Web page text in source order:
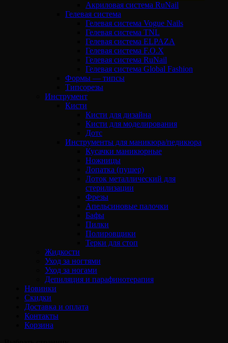
Акриловая система RuNail
Гелевая система
Гелевая система Vogue Nails
Гелевая система TNL
Гелевая система ELPAZA
Гелевая система F.O.X
Гелевая система RuNail
Гелевая система Global Fashion
Формы — типсы
Типсорезы
Инструмент
Кисти
Кисти для дизайна
Кисти для моделирования
Дотс
Инструменты для маникюра/педикюра
Кусачки маникюрные
Ножницы
Лопатка (пушер)
Лоток металлический для
стерилизации
Фрезы
Апельсиновые палочки
Бафы
Пилки
Полировщики
Терки для стоп
Жидкости
Уход за ногтями
Уход за ногами
Депиляция и парафинотерапия
Новинки
Скидки
Доставка и оплата
Контакты
Корзина